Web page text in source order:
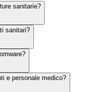
sanitarie?
sanitari?
e personale medico?